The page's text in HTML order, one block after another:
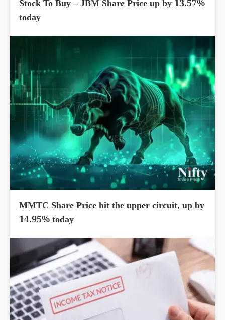
Stock To Buy – JBM Share Price up by 13.57%
today
MMTC Share Price hit the upper circuit, up by
14.95% today